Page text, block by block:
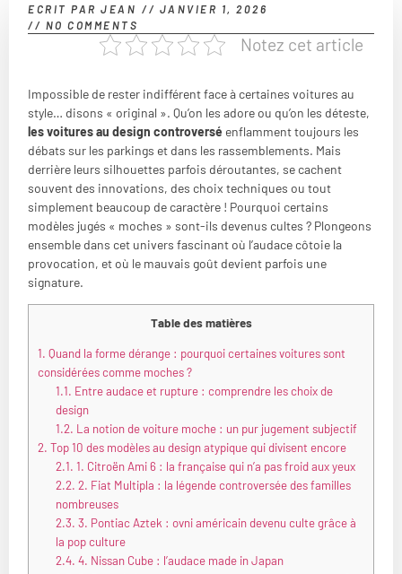
ECRIT PAR JEAN // JANVIER 1, 2026
// NO COMMENTS
Notez cet article
Impossible de rester indifférent face à certaines voitures au
style… disons « original ». Qu’on les adore ou qu’on les déteste,
les voitures au design controversé enflamment toujours les
débats sur les parkings et dans les rassemblements. Mais
derrière leurs silhouettes parfois déroutantes, se cachent
souvent des innovations, des choix techniques ou tout
simplement beaucoup de caractère ! Pourquoi certains
modèles jugés « moches » sont-ils devenus cultes ? Plongeons
ensemble dans cet univers fascinant où l’audace côtoie la
provocation, et où le mauvais goût devient parfois une
signature.
Table des matières
1. Quand la forme dérange : pourquoi certaines voitures sont
considérées comme moches ?
1.1. Entre audace et rupture : comprendre les choix de
design
1.2. La notion de voiture moche : un pur jugement subjectif
2. Top 10 des modèles au design atypique qui divisent encore
2.1. 1. Citroën Ami 6 : la française qui n’a pas froid aux yeux
2.2. 2. Fiat Multipla : la légende controversée des familles
nombreuses
2.3. 3. Pontiac Aztek : ovni américain devenu culte grâce à
la pop culture
2.4. 4. Nissan Cube : l’audace made in Japan